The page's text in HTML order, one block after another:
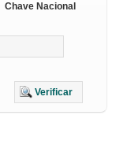
Chave Nacional
Verificar